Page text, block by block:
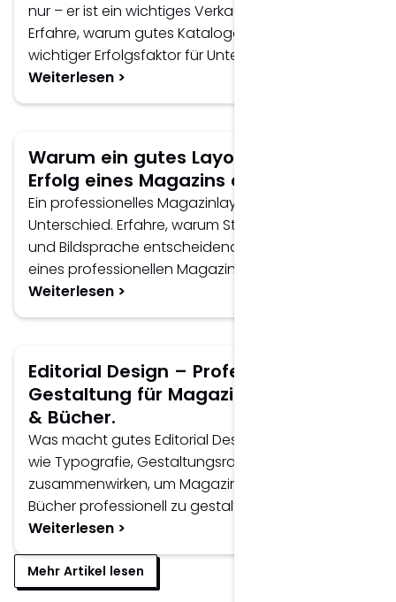
nur – er ist ein wichtiges Verkaufsinstrument.
Erfahre, warum gutes Katalogdesign ein
wichtiger Erfolgsfaktor für Unternehmen ist.
Weiterlesen >
Warum ein gutes Layout über den
Erfolg eines Magazins entscheidet.
Ein professionelles Magazinlayout macht den
Unterschied. Erfahre, warum Struktur, Typografie
und Bildsprache entscheidend für den Erfolg
eines professionellen Magazins sind.
Weiterlesen >
Editorial Design – Professionelle
Gestaltung für Magazine, Kataloge
& Bücher.
Was macht gutes Editorial Design aus? Erfahre,
wie Typografie, Gestaltungsraster und Layout
zusammenwirken, um Magazine, Kataloge und
Bücher professionell zu gestalten.
Weiterlesen >
Mehr Artikel lesen